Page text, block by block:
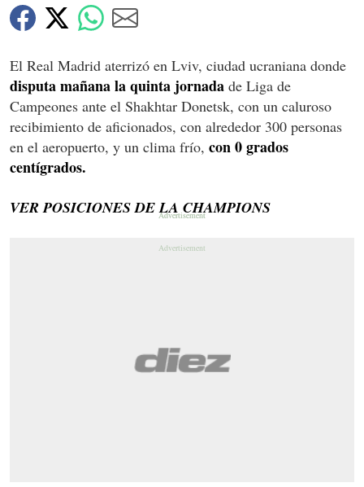
El Real Madrid aterrizó en Lviv, ciudad ucraniana donde
disputa mañana la quinta jornada de Liga de
Campeones ante el Shakhtar Donetsk, con un caluroso
recibimiento de aficionados, con alrededor 300 personas
en el aeropuerto, y un clima frío, con 0 grados
centígrados.
VER POSICIONES DE LA CHAMPIONS